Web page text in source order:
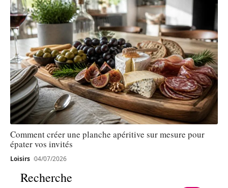
Comment créer une planche apéritive sur mesure pour
épater vos invités
Loisirs 04/07/2026
Recherche